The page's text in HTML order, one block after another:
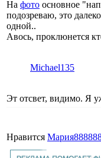
На фото основное
подозреваю, это
одной..
Авось, проклюнется
Michael135
Эт отсвет, видимо. Я
Нравится